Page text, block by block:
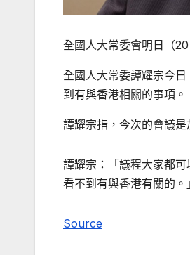
全國人大常委會明日（
全國人大常委譚耀宗今
到有與香港相關的事項。
譚耀宗指，今次的會議
譚耀宗：「議程大家都
看不到有與香港有關的。」
Source